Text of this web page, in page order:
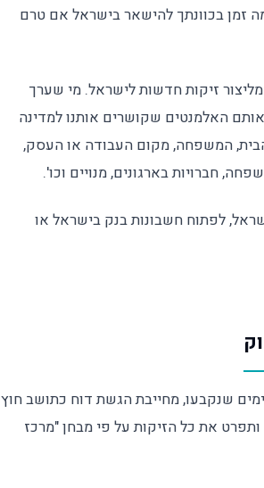
זמן בכוונתך להישאר בישראל אם טרם
זיקות חדשות לישראל. מי שערך
האלמנטים שקושרים אותנו למדינה
הבית, המשפחה, מקום העבודה או העסק,
חברויות בארגונים, מנויים וכו'.
לפתוח חשבונות בנק בישראל או
שנקבעו, מחייבת הגשת דוח כתושב חוץ
חוץ ותפרט את כל הזיקות על פי מבחן "מרכז